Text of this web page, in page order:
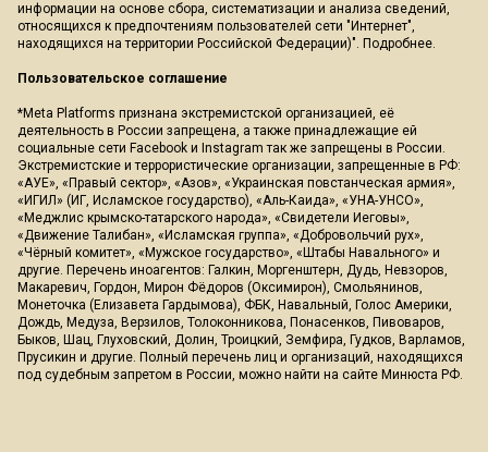
информации на основе сбора, систематизации и анализа сведений,
относящихся к предпочтениям пользователей сети "Интернет",
находящихся на территории Российской Федерации)". Подробнее.
Пользовательское соглашение
*Meta Platforms признана экстремистской организацией, её
деятельность в России запрещена, а также принадлежащие ей
социальные сети Facebook и Instagram так же запрещены в России.
Экстремистские и террористические организации, запрещенные в РФ:
«АУЕ», «Правый сектор», «Азов», «Украинская повстанческая армия»,
«ИГИЛ» (ИГ, Исламское государство), «Аль-Каида», «УНА-УНСО»,
«Меджлис крымско-татарского народа», «Свидетели Иеговы»,
«Движение Талибан», «Исламская группа», «Добровольчий рух»,
«Чёрный комитет», «Мужское государство», «Штабы Навального» и
другие. Перечень иноагентов: Галкин, Моргенштерн, Дудь, Невзоров,
Макаревич, Гордон, Мирон Фёдоров (Оксимирон), Смольянинов,
Монеточка (Елизавета Гардымова), ФБК, Навальный, Голос Америки,
Дождь, Медуза, Верзилов, Толоконникова, Понасенков, Пивоваров,
Быков, Шац, Глуховский, Долин, Троицкий, Земфира, Гудков, Варламов,
Прусикин и другие. Полный перечень лиц и организаций, находящихся
под судебным запретом в России, можно найти на сайте Минюста РФ.